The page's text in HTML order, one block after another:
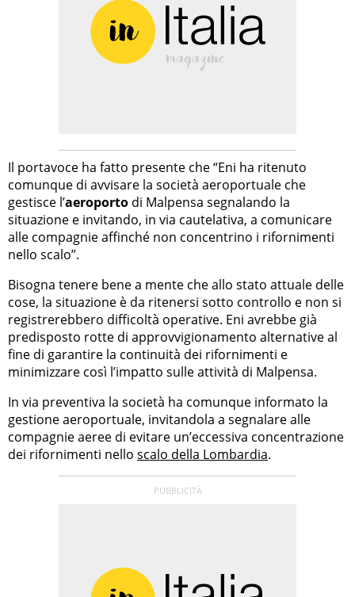
Il portavoce ha fatto presente che “Eni ha ritenuto
comunque di avvisare la società aeroportuale che
gestisce l’aeroporto di Malpensa segnalando la
situazione e invitando, in via cautelativa, a comunicare
alle compagnie affinché non concentrino i rifornimenti
nello scalo”.
Bisogna tenere bene a mente che allo stato attuale delle
cose, la situazione è da ritenersi sotto controllo e non si
registrerebbero difficoltà operative. Eni avrebbe già
predisposto rotte di approvvigionamento alternative al
fine di garantire la continuità dei rifornimenti e
minimizzare così l’impatto sulle attività di Malpensa.
In via preventiva la società ha comunque informato la
gestione aeroportuale, invitandola a segnalare alle
compagnie aeree di evitare un’eccessiva concentrazione
dei rifornimenti nello scalo della Lombardia.